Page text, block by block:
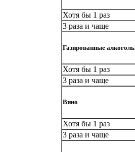
Хотя бы 1 раз
3 раза и чаще
Газированные
Хотя бы 1 раз
3 раза и чаще
Вино
Хотя бы 1 раз
3 раза и чаще